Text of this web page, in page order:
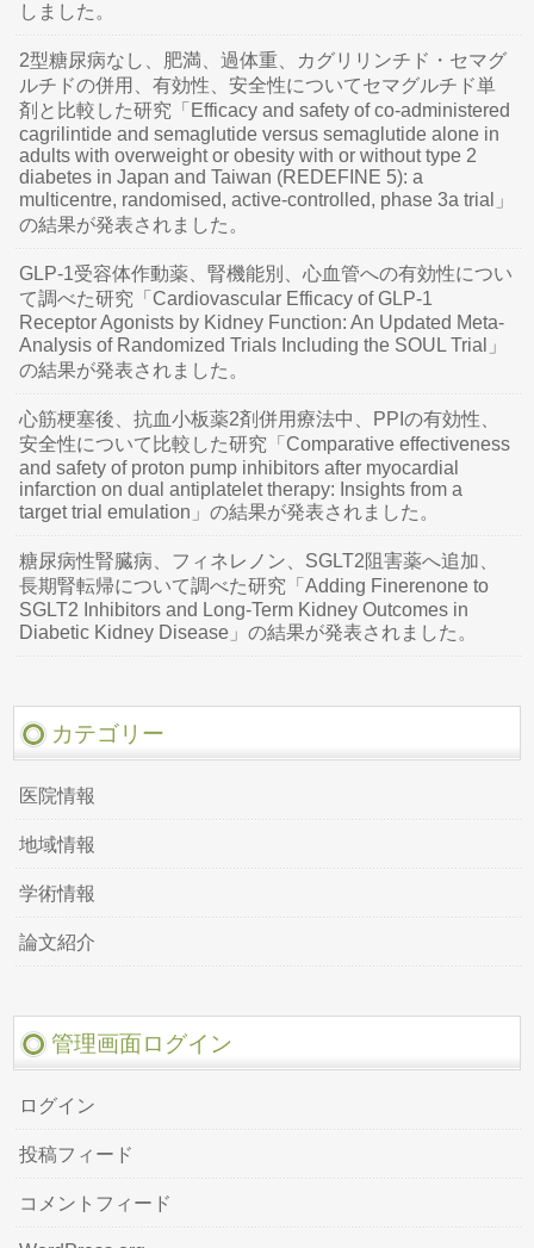
しました。
2型糖尿病なし、肥満、過体重、カグリリンチド・セマグ
ルチドの併用、有効性、安全性についてセマグルチド単
剤と比較した研究「Efficacy and safety of co-administered
cagrilintide and semaglutide versus semaglutide alone in
adults with overweight or obesity with or without type 2
diabetes in Japan and Taiwan (REDEFINE 5): a
multicentre, randomised, active-controlled, phase 3a trial」
の結果が発表されました。
GLP-1受容体作動薬、腎機能別、心血管への有効性につい
て調べた研究「Cardiovascular Efficacy of GLP-1
Receptor Agonists by Kidney Function: An Updated Meta-
Analysis of Randomized Trials Including the SOUL Trial」
の結果が発表されました。
心筋梗塞後、抗血小板薬2剤併用療法中、PPIの有効性、
安全性について比較した研究「Comparative effectiveness
and safety of proton pump inhibitors after myocardial
infarction on dual antiplatelet therapy: Insights from a
target trial emulation」の結果が発表されました。
糖尿病性腎臓病、フィネレノン、SGLT2阻害薬へ追加、
長期腎転帰について調べた研究「Adding Finerenone to
SGLT2 Inhibitors and Long-Term Kidney Outcomes in
Diabetic Kidney Disease」の結果が発表されました。
カテゴリー
医院情報
地域情報
学術情報
論文紹介
管理画面ログイン
ログイン
投稿フィード
コメントフィード